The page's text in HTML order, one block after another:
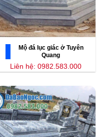
Mộ đá lục giác ở Tuyên
Quang
Liên hệ: 0982.583.000